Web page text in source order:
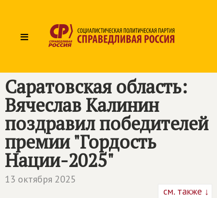
≡
Саратовская область:
Вячеслав Калинин
поздравил победителей
премии "Гордость
Нации-2025"
13 октября 2025
см. также ↓